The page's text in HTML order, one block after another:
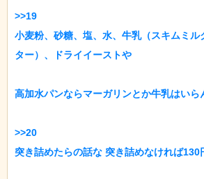
>>19
小麦粉、砂糖、塩、水、牛乳（スキムミル
ター）、ドライイーストや
高加水パンならマーガリンとか牛乳はいら
>>20
突き詰めたらの話な 突き詰めなければ130